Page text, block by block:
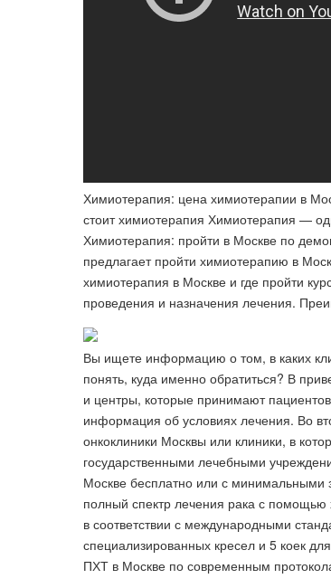
Химиотерапия: цена химиотерапии в
стоит химиотерапия Химиотерапия —
Химиотерапия: пройти в Москве по
предлагает пройти химиотерапию в
химиотерапия в Москве и где пройти
проведения и назначения лечения.
Вы ищете информацию о том, в каких
понять, куда именно обратиться? В
и центры, которые принимают
информация об условиях лечения. Во
онкоклиники Москвы или клиники, в
государственными лечебными
Москве бесплатно или с минимальными
полный спектр лечения рака с
в соответствии с международными
специализированных кресел и 5 коек
ПХТ в Москве по современным